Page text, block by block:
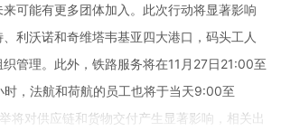
可能有更多团体加入。此次行动将显著影响
利沃诺和奇维塔韦基亚四大港口，码头工人
管理。此外，铁路服务将在11月27日21:00至
，法航和荷航的员工也将于当天9:00至
将对供应链和货物交付产生显著影响，相关出